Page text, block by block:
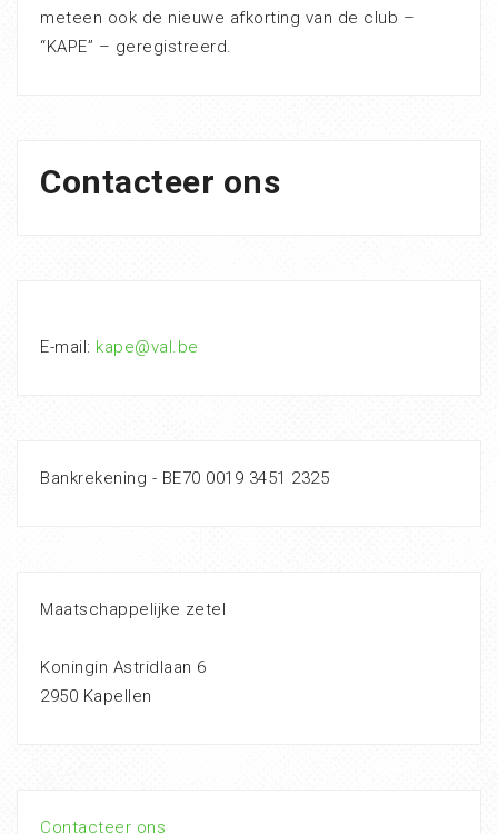
meteen ook de nieuwe afkorting van de club –
“KAPE” – geregistreerd.
Contacteer ons
E-mail: kape@val.be
Bankrekening - BE70 0019 3451 2325
Maatschappelijke zetel
Koningin Astridlaan 6
2950 Kapellen
Contacteer ons